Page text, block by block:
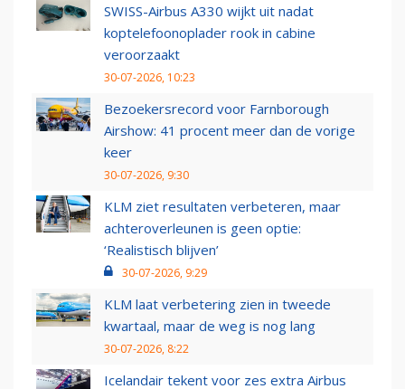
SWISS-Airbus A330 wijkt uit nadat
koptelefoonoplader rook in cabine
veroorzaakt
30-07-2026, 10:23
Bezoekersrecord voor Farnborough
Airshow: 41 procent meer dan de vorige
keer
30-07-2026, 9:30
KLM ziet resultaten verbeteren, maar
achteroverleunen is geen optie:
‘Realistisch blijven’
30-07-2026, 9:29
KLM laat verbetering zien in tweede
kwartaal, maar de weg is nog lang
30-07-2026, 8:22
Icelandair tekent voor zes extra Airbus